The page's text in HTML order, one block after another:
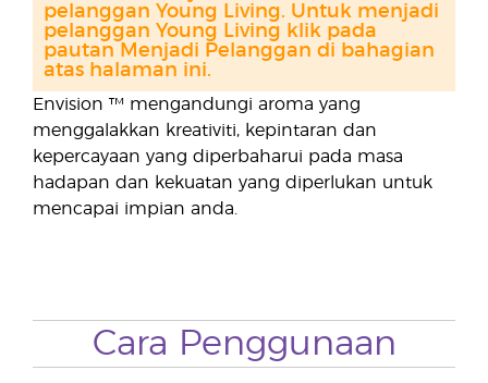
Envision ™ mengandungi aroma yang
menggalakkan kreativiti, kepintaran dan
kepercayaan yang diperbaharui pada masa
hadapan dan kekuatan yang diperlukan untuk
mencapai impian anda.
pelanggan Young Living. Untuk menjadi
pelanggan Young Living klik pada
pautan Menjadi Pelanggan di bahagian
atas halaman ini.
Cara Penggunaan